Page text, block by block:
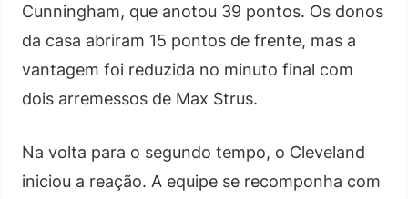
Cunningham, que anotou 39 pontos. Os donos
da casa abriram 15 pontos de frente, mas a
vantagem foi reduzida no minuto final com
dois arremessos de Max Strus.
Na volta para o segundo tempo, o Cleveland
iniciou a reação. A equipe se recomponha com